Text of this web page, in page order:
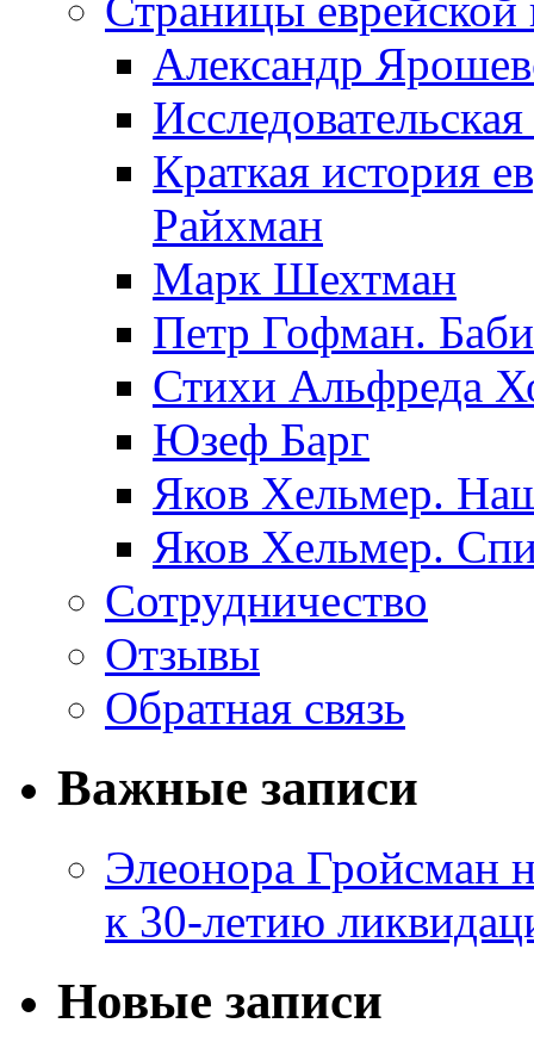
Страницы
Александр
Краткая история
Райхман
Марк Шехтман
Петр Гофман.
Стихи Альфреда
Юзеф Барг
Яков Хельмер.
Яков Хельмер.
Сотрудничество
Отзывы
Обратная связь
Важные записи
Элеонора Гройсман
к 30-летию
Новые записи